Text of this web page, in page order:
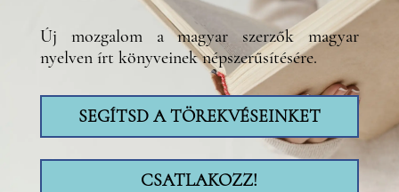
Új mozgalom a magyar szerzők magyar
nyelven írt könyveinek népszerűsítésére.
SEGÍTSD A TÖREKVÉSEINKET
CSATLAKOZZ!